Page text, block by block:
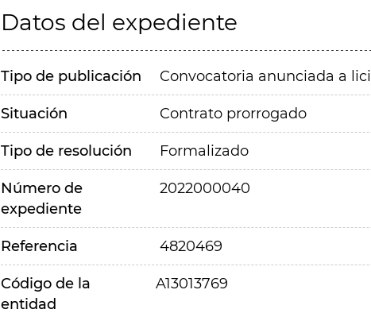
Datos del expediente
Tipo de publicación Convocatoria anunciada a
Situación Contrato prorrogado
Tipo de resolución Formalizado
Número de
expediente
2022000040
Referencia 4820469
Código de la
entidad
A13013769